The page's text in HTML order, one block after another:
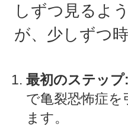
しずつ見るよ
が、少しずつ
最初のステップ:
で亀裂恐怖症
ます。